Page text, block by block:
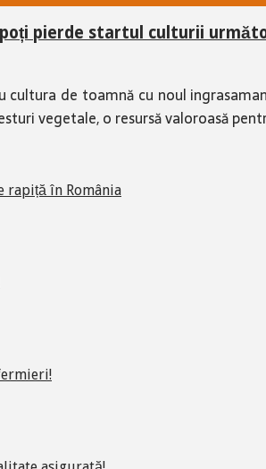
pierde startul culturii
de toamnă cu noul
vegetale, o resursă valoroasă
rapiță în România